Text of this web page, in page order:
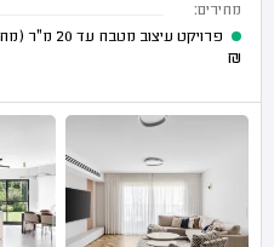
מחירים:
פרויקט עיצוב מטבח עד 20 מ"ר (מחיר כולל לכל התהליך)
₪